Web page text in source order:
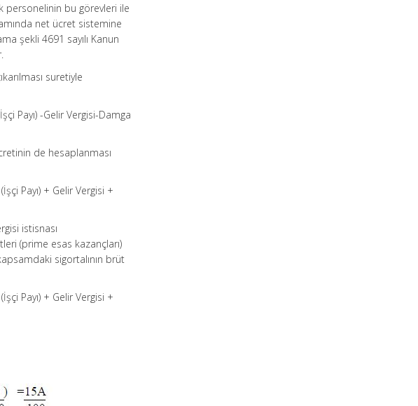
personelinin bu görevleri ile
net ücret sistemine
şekli 4691 sayılı Kanun
suretiyle
Payı) -Gelir Vergisi-Damga
de hesaplanması
Payı) + Gelir Vergisi +
istisnası
(prime esas kazançları)
sigortalının brüt
Payı) + Gelir Vergisi +